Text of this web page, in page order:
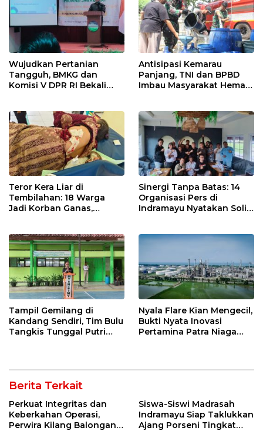
Wujudkan Pertanian
Tangguh, BMKG dan
Komisi V DPR RI Bekali
Antisipasi Kemarau
Panjang, TNI dan BPBD
Imbau Masyarakat Hemat
Teror Kera Liar di
Tembilahan: 18 Warga
Jadi Korban Ganas,
Sinergi Tanpa Batas: 14
Organisasi Pers di
Indramayu Nyatakan Solid
Tampil Gemilang di
Kandang Sendiri, Tim Bulu
Tangkis Tunggal Putri
Nyala Flare Kian Mengecil,
Bukti Nyata Inovasi
Pertamina Patra Niaga
Berita Terkait
Perkuat Integritas dan
Keberkahan Operasi,
Perwira Kilang Balongan
Siswa-Siswi Madrasah
Indramayu Siap Taklukkan
Ajang Porseni Tingkat